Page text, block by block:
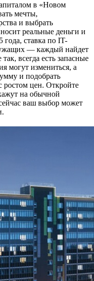
в «Новом
мечты,
и выбрать
реальные деньги и
года, ставка по IT-
— каждый найдет
всегда есть запасные
могут измениться, а
и подобрать
ростом цен. Откройте
на обычной
ваш выбор может